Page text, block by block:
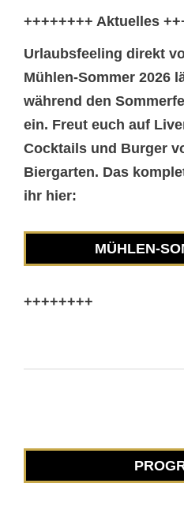
++++++++ Aktuelles
Urlaubsfeeling direkt
Mühlen-Sommer 2026
während den
ein. Freut euch auf
Cocktails und Burger
Biergarten. Das
ihr hier:
MÜHLEN-
++++++++